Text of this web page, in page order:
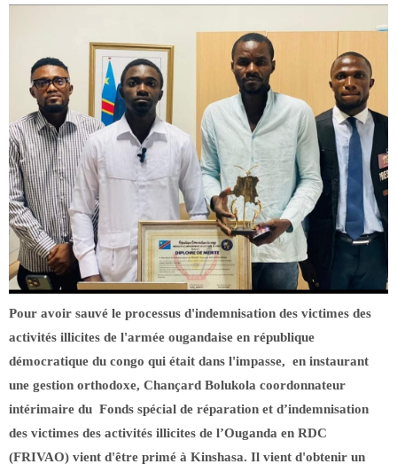
Pour avoir sauvé le processus d'indemnisation des victimes des
activités illicites de l'armée ougandaise en république
démocratique du congo qui était dans l'impasse, en instaurant
une gestion orthodoxe, Chançard Bolukola coordonnateur
intérimaire du Fonds spécial de réparation et d’indemnisation
des victimes des activités illicites de l’Ouganda en RDC
(FRIVAO) vient d'être primé à Kinshasa. Il vient d'obtenir un